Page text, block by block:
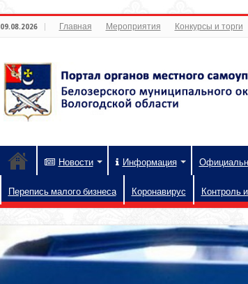
09.08.2026 Главная Мероприятия Конкурсы и торги
Новости Информация
Перепись малого бизнеса Коронавирус Контроль